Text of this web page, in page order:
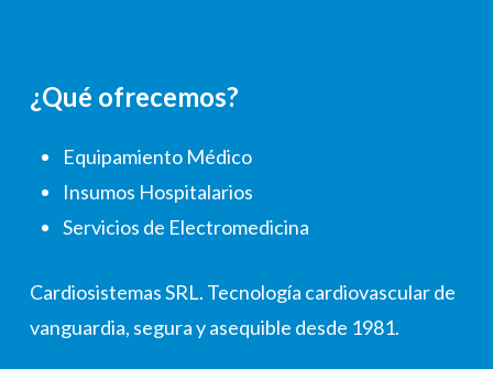
¿Qué ofrecemos?
Equipamiento Médico
Insumos Hospitalarios
Servicios de Electromedicina
Cardiosistemas SRL. Tecnología cardiovascular de
vanguardia, segura y asequible desde 1981.